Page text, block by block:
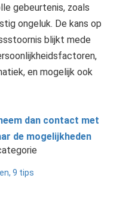
gebeurtenis, zoals
ongeluk. De kans op
blijkt mede
en mogelijk ook
dan contact met
de mogelijkheden
9 tips